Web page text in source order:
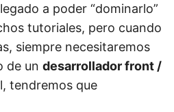
a poder “dominarlo”
tutoriales, pero cuando
siempre necesitaremos
de un desarrollador front /
tendremos que